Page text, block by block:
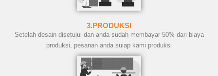
3.PRODUKSI
Setelah desain disetujui dan anda sudah membayar 50% dari biaya
produksi, pesanan anda suiap kami produksi